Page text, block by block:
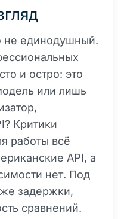
не единодушный.
и остро: это
или лишь
Критики
работы всё
API, а
нет. Под
задержки,
сравнений.